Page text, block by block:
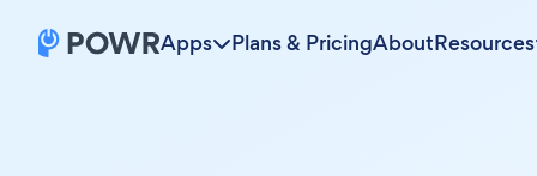
Apps Plans & PricingAboutResources